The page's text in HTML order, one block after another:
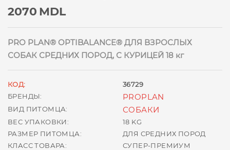
2070 MDL
PRO PLAN® OPTIBALANCE® ДЛЯ ВЗРОСЛЫХ
СОБАК СРЕДНИХ ПОРОД, С КУРИЦЕЙ 18 кг
КОД:
36729
БРЕНДЫ:
PROPLAN
ВИД ПИТОМЦА: СОБАКИ
ВЕС УПАКОВКИ:
18 KG
РАЗМЕР ПИТОМЦА:
ДЛЯ СРЕДНИХ ПОРОД
КЛАСС ТОВАРА:
СУПЕР-ПРЕМИУМ